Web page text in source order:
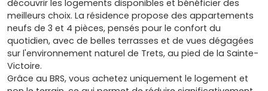
découvrir les logements disponibles et bénéficier des
meilleurs choix. La résidence propose des appartements
neufs de 3 et 4 pièces, pensés pour le confort du
quotidien, avec de belles terrasses et de vues dégagées
sur l'environnement naturel de Trets, au pied de la Sainte-
Victoire.
Grâce au BRS, vous achetez uniquement le logement et